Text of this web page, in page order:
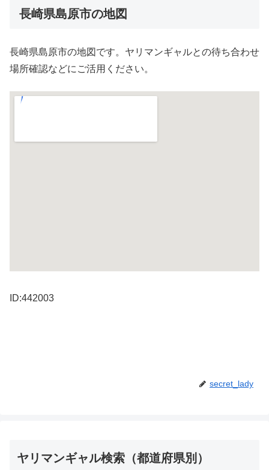
長崎県島原市の地図
長崎県島原市の地図です。ヤリマンギャルとの待ち合わせ
場所確認などにご活用ください。
ID:442003
secret_lady
ヤリマンギャル検索（都道府県別）